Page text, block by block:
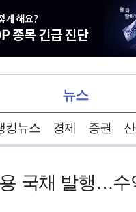
뉴스
킹뉴스 경제 증권
국채 발행…수